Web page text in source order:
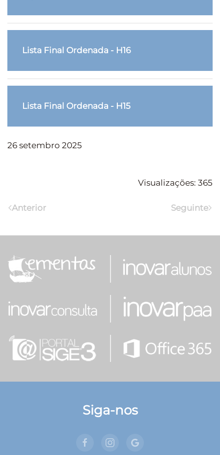
Lista Final Ordenada - H16
Lista Final Ordenada - H15
26 setembro 2025
Visualizações: 365
Anterior Seguinte
Siga-nos